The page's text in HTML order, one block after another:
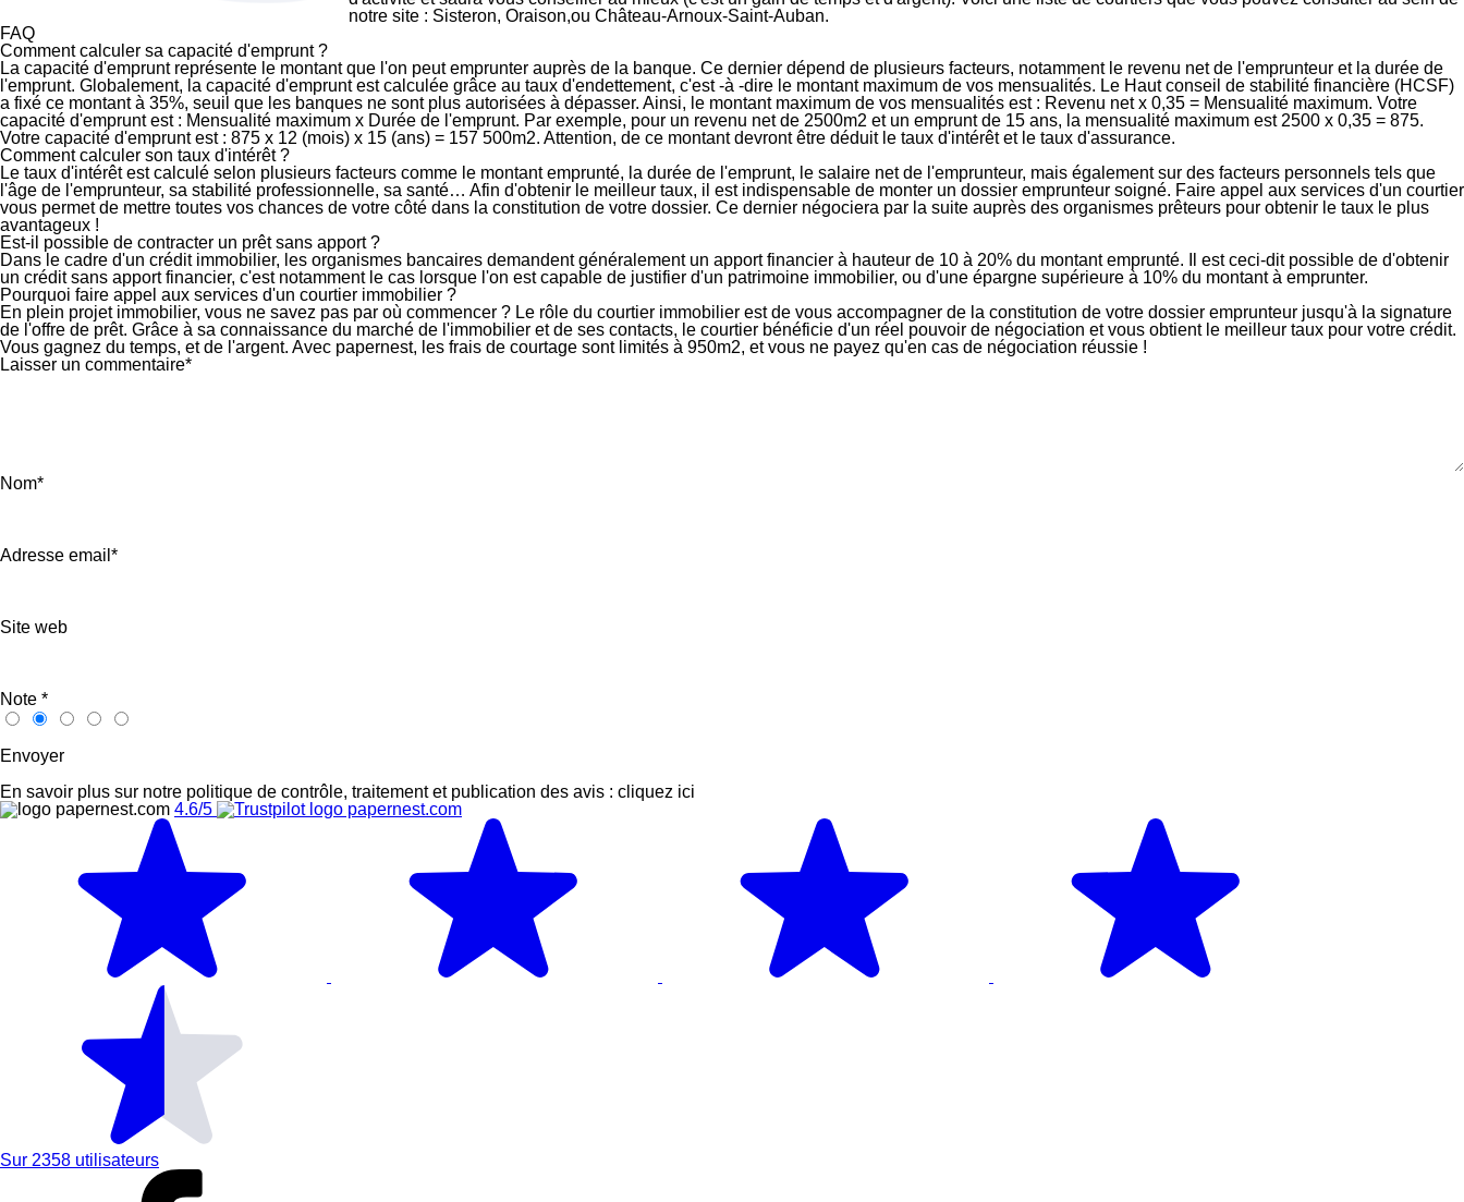
notre site : Sisteron, Oraison,ou Château-Arnoux-Saint-Auban.
FAQ
Comment calculer sa capacité d'emprunt ?
La capacité d'emprunt représente le montant que l'on peut emprunter auprès de la banque. Ce dernier dépend de plusieurs facteurs, notamment le revenu net de l'emprunteur et la durée de
l'emprunt. Globalement, la capacité d'emprunt est calculée grâce au taux d'endettement, c'est -à -dire le montant maximum de vos mensualités. Le Haut conseil de stabilité financière (HCSF)
a fixé ce montant à 35%, seuil que les banques ne sont plus autorisées à dépasser. Ainsi, le montant maximum de vos mensualités est : Revenu net x 0,35 = Mensualité maximum. Votre
capacité d'emprunt est : Mensualité maximum x Durée de l'emprunt. Par exemple, pour un revenu net de 2500m2 et un emprunt de 15 ans, la mensualité maximum est 2500 x 0,35 = 875.
Votre capacité d'emprunt est : 875 x 12 (mois) x 15 (ans) = 157 500m2. Attention, de ce montant devront être déduit le taux d'intérêt et le taux d'assurance.
Comment calculer son taux d'intérêt ?
Le taux d'intérêt est calculé selon plusieurs facteurs comme le montant emprunté, la durée de l'emprunt, le salaire net de l'emprunteur, mais également sur des facteurs personnels tels que
l'âge de l'emprunteur, sa stabilité professionnelle, sa santé… Afin d'obtenir le meilleur taux, il est indispensable de monter un dossier emprunteur soigné. Faire appel aux services d'un courtier
vous permet de mettre toutes vos chances de votre côté dans la constitution de votre dossier. Ce dernier négociera par la suite auprès des organismes prêteurs pour obtenir le taux le plus
avantageux !
Est-il possible de contracter un prêt sans apport ?
Dans le cadre d'un crédit immobilier, les organismes bancaires demandent généralement un apport financier à hauteur de 10 à 20% du montant emprunté. Il est ceci-dit possible de d'obtenir
un crédit sans apport financier, c'est notamment le cas lorsque l'on est capable de justifier d'un patrimoine immobilier, ou d'une épargne supérieure à 10% du montant à emprunter.
Pourquoi faire appel aux services d'un courtier immobilier ?
En plein projet immobilier, vous ne savez pas par où commencer ? Le rôle du courtier immobilier est de vous accompagner de la constitution de votre dossier emprunteur jusqu'à la signature
de l'offre de prêt. Grâce à sa connaissance du marché de l'immobilier et de ses contacts, le courtier bénéficie d'un réel pouvoir de négociation et vous obtient le meilleur taux pour votre crédit.
Vous gagnez du temps, et de l'argent. Avec papernest, les frais de courtage sont limités à 950m2, et vous ne payez qu'en cas de négociation réussie !
Laisser un commentaire*
Nom*
Adresse email*
Site web
Note *
Envoyer
En savoir plus sur notre politique de contrôle, traitement et publication des avis : cliquez ici
4.6/5
Sur 2358 utilisateurs